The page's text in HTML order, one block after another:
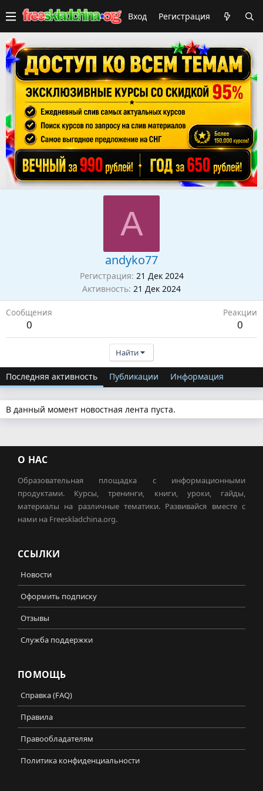
Вход Регистрация
A
andyko77
Регистрация 21 Дек 2024
Активность 21 Дек 2024
Сообщения
0
Реакции
0
Найти
Последняя активность Публикации Информация
В данный момент новостная лента пуста.
О НАС
Образовательная площадка с информационными
продуктами. Курсы, тренинги, книги, уроки, гайды,
материалы на различные тематики. Развивайся вместе с
нами на Freeskladchina.org.
ССЫЛКИ
Новости
Оформить подписку
Отзывы
Служба поддержки
ПОМОЩЬ
Справка (FAQ)
Правила
Правообладателям
Политика конфиденциальности